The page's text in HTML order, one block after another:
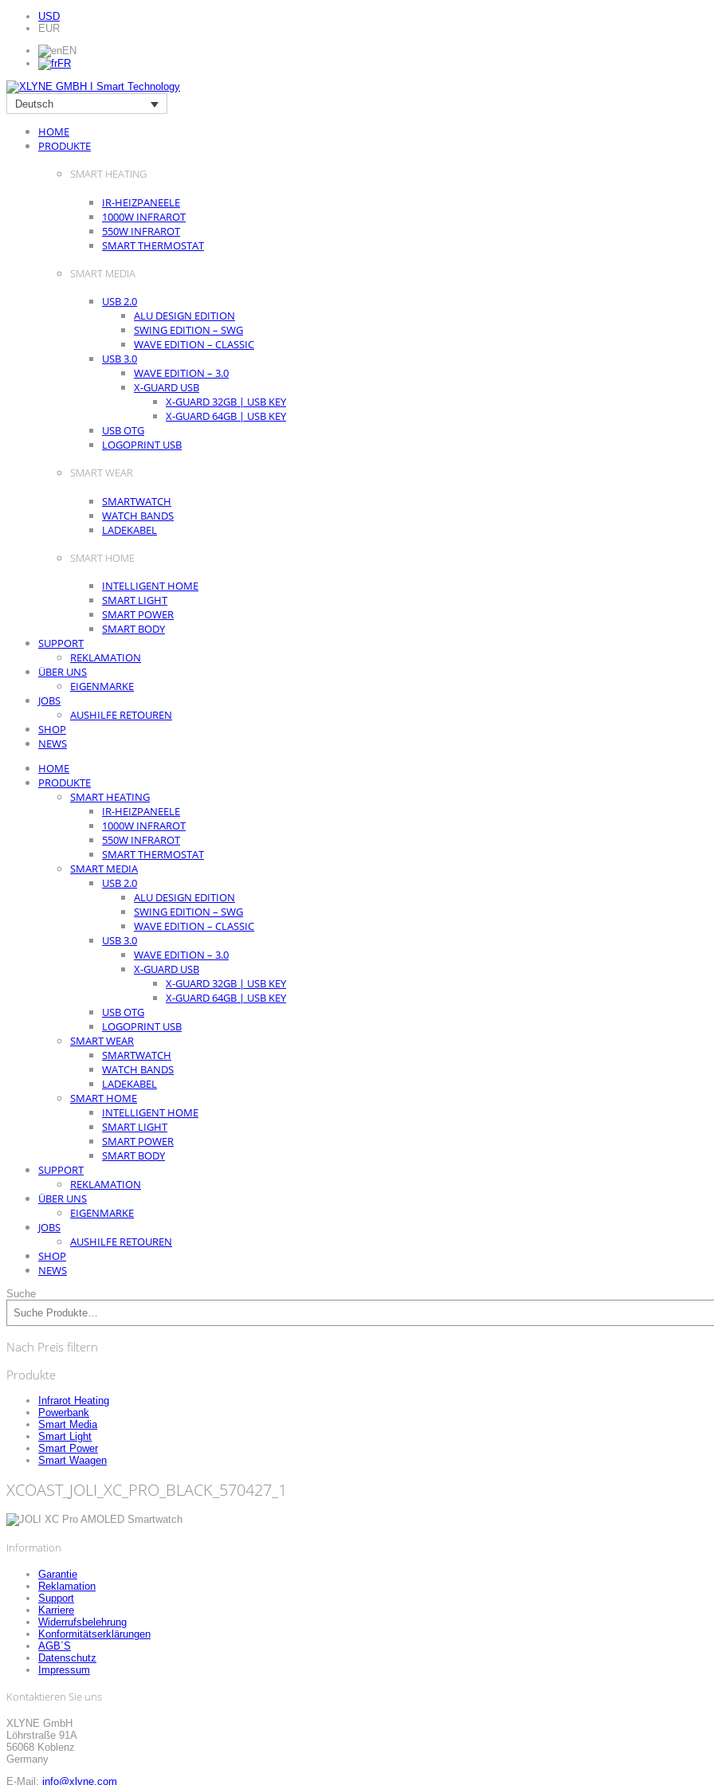
USD
EUR
EN
FR
Deutsch
HOME
PRODUKTE
SMART HEATING
IR-HEIZPANEELE
1000W INFRAROT
550W INFRAROT
SMART THERMOSTAT
SMART MEDIA
USB 2.0
ALU DESIGN EDITION
SWING EDITION – SWG
WAVE EDITION – CLASSIC
USB 3.0
WAVE EDITION – 3.0
X-GUARD USB
X-GUARD 32GB | USB KEY
X-GUARD 64GB | USB KEY
USB OTG
LOGOPRINT USB
SMART WEAR
SMARTWATCH
WATCH BANDS
LADEKABEL
SMART HOME
INTELLIGENT HOME
SMART LIGHT
SMART POWER
SMART BODY
SUPPORT
REKLAMATION
ÜBER UNS
EIGENMARKE
JOBS
AUSHILFE RETOUREN
SHOP
NEWS
HOME
PRODUKTE
SMART HEATING
IR-HEIZPANEELE
1000W INFRAROT
550W INFRAROT
SMART THERMOSTAT
SMART MEDIA
USB 2.0
ALU DESIGN EDITION
SWING EDITION – SWG
WAVE EDITION – CLASSIC
USB 3.0
WAVE EDITION – 3.0
X-GUARD USB
X-GUARD 32GB | USB KEY
X-GUARD 64GB | USB KEY
USB OTG
LOGOPRINT USB
SMART WEAR
SMARTWATCH
WATCH BANDS
LADEKABEL
SMART HOME
INTELLIGENT HOME
SMART LIGHT
SMART POWER
SMART BODY
SUPPORT
REKLAMATION
ÜBER UNS
EIGENMARKE
JOBS
AUSHILFE RETOUREN
SHOP
NEWS
Suche
Nach Preis filtern
Produkte
Infrarot Heating
Powerbank
Smart Media
Smart Light
Smart Power
Smart Waagen
XCOAST_JOLI_XC_PRO_BLACK_570427_1
Information
Garantie
Reklamation
Support
Karriere
Widerrufsbelehrung
Konformitätserklärungen
AGB´S
Datenschutz
Impressum
Kontaktieren Sie uns
XLYNE GmbH
Löhrstraße 91A
56068 Koblenz
Germany
E-Mail: info@xlyne.com